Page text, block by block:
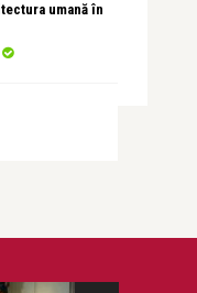
umană în